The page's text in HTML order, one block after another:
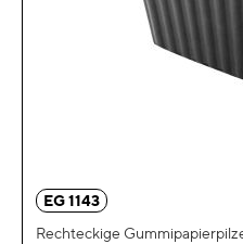
EG 1143
Rechteckige